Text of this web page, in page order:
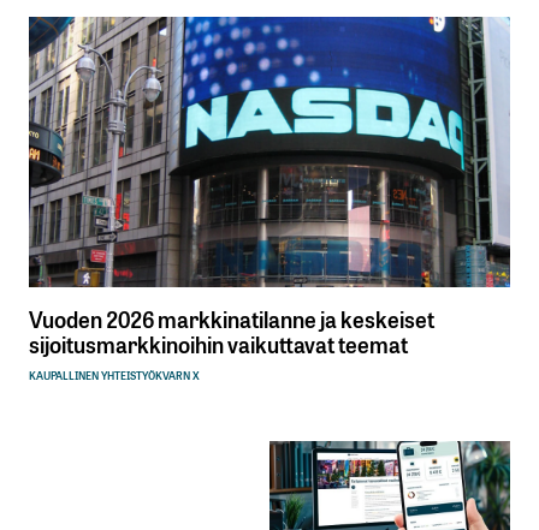
Vuoden 2026 markkinatilanne ja keskeiset
sijoitusmarkkinoihin vaikuttavat teemat
KAUPALLINEN YHTEISTYÖKVARN X